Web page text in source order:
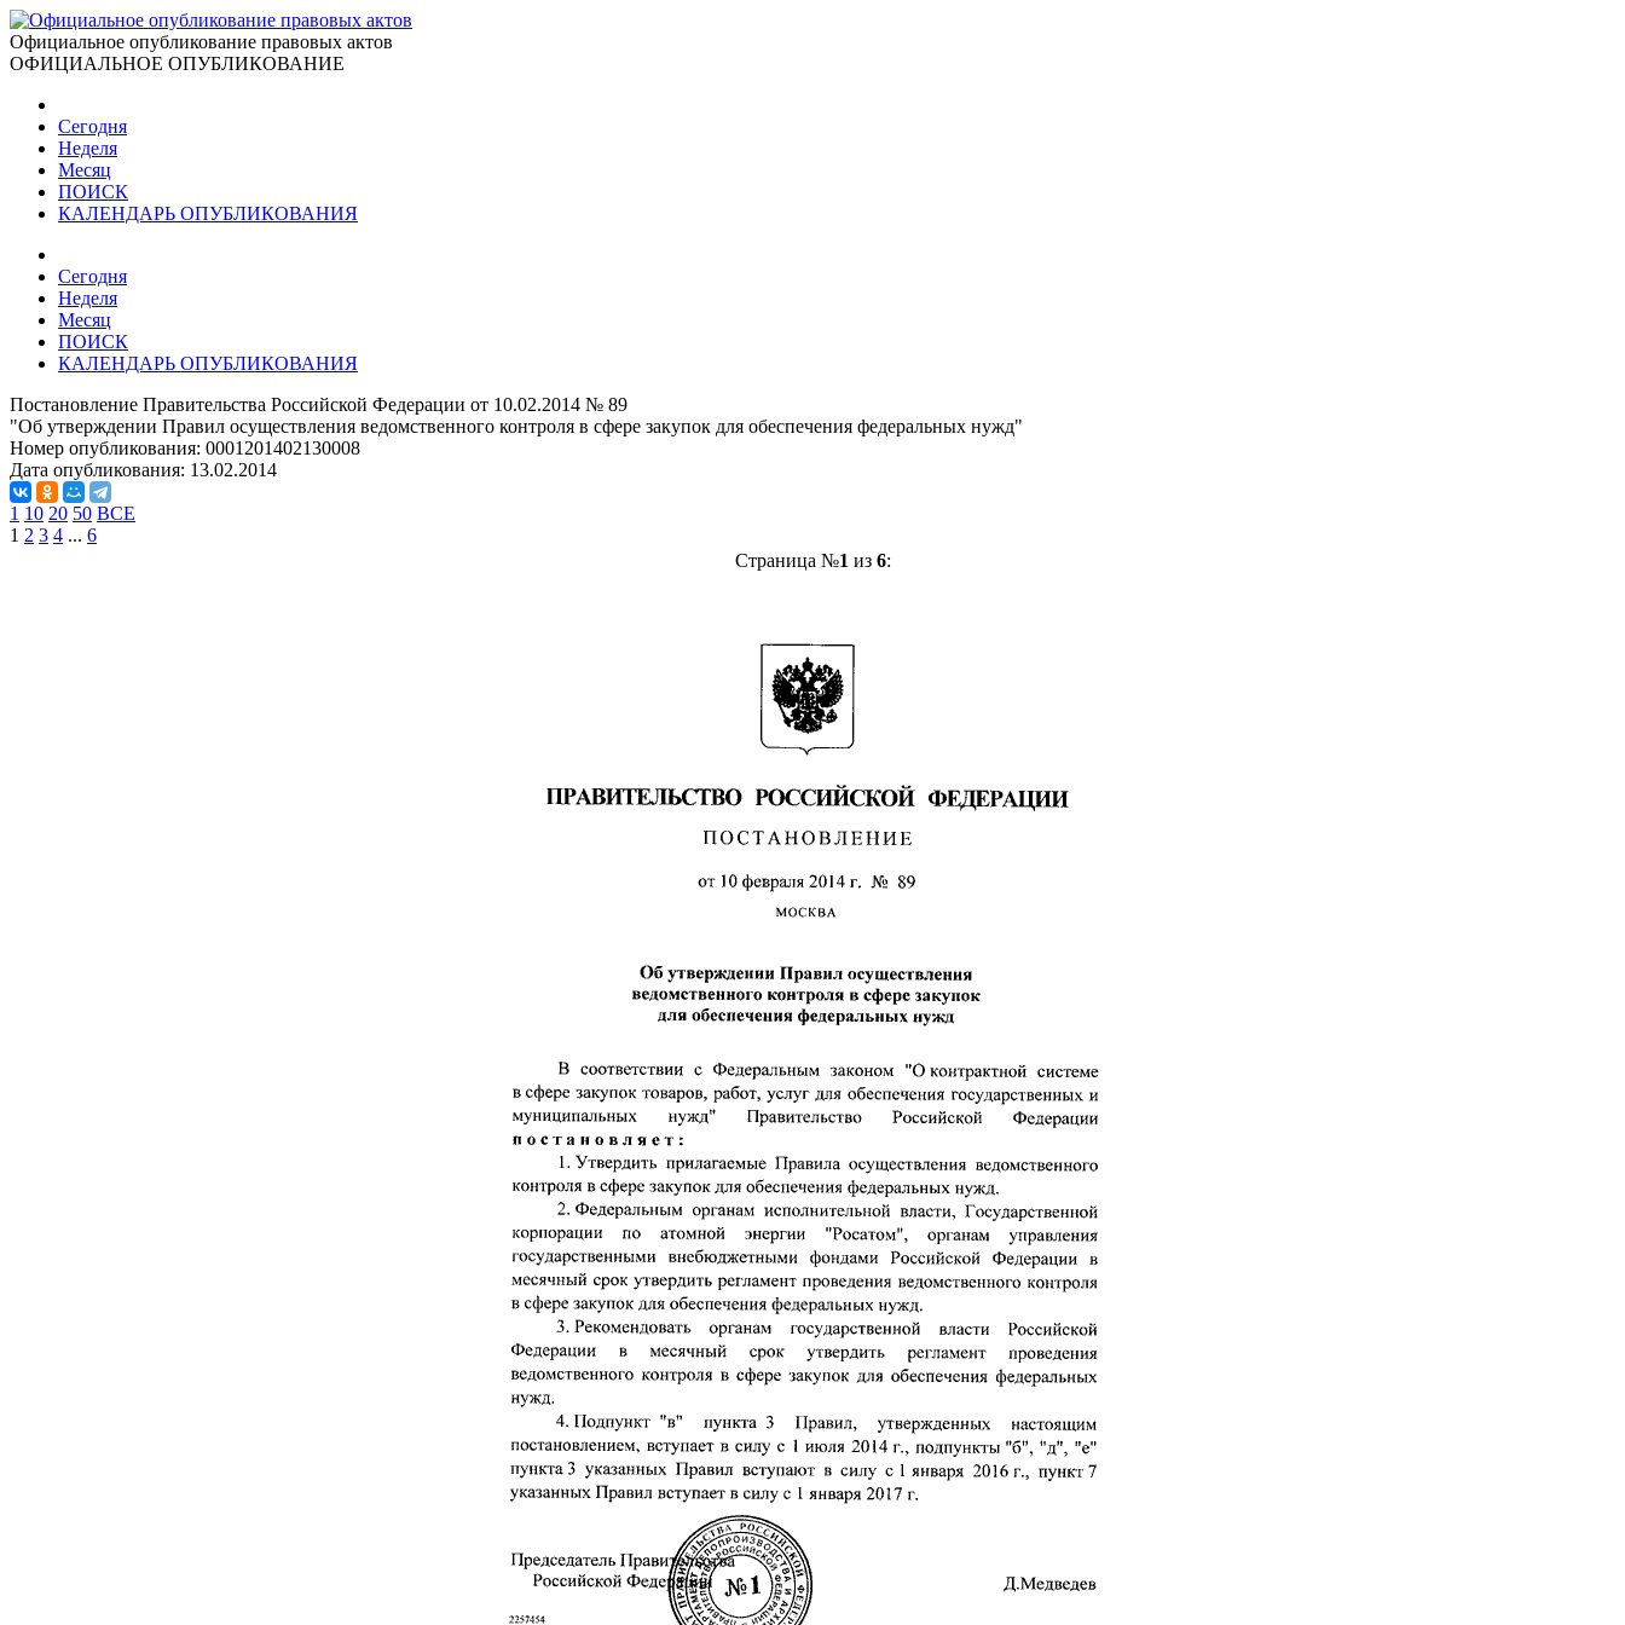
Официальное опубликование правовых актов
ОФИЦИАЛЬНОЕ ОПУБЛИКОВАНИЕ
Сегодня
Неделя
Месяц
ПОИСК
КАЛЕНДАРЬ ОПУБЛИКОВАНИЯ
Сегодня
Неделя
Месяц
ПОИСК
КАЛЕНДАРЬ ОПУБЛИКОВАНИЯ
Постановление Правительства Российской Федерации от 10.02.2014 № 89
"Об утверждении Правил осуществления ведомственного контроля в сфере закупок для обеспечения федеральных нужд"
Номер опубликования: 0001201402130008
Дата опубликования: 13.02.2014
1 10 20 50 ВСЕ
1 2 3 4 ... 6
Страница №1 из 6: